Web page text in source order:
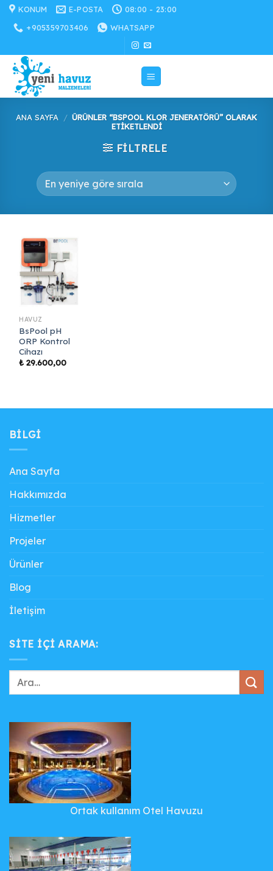
İçeriğe
atla
KONUM E-POSTA
08:00 - 23:00
+905359703406
WHATSAPP
ANA SAYFA / ÜRÜNLER “BSPOOL KLOR JENERATÖRÜ” OLARAK
ETIKETLENDI
FILTRELE
HAVUZ
BsPool pH
ORP Kontrol
Cihazı
₺ 29.600,00
BILGI
Ana Sayfa
Hakkımızda
Hizmetler
Projeler
Ürünler
Blog
İletişim
SITE IÇI ARAMA:
Ortak kullanım Otel Havuzu